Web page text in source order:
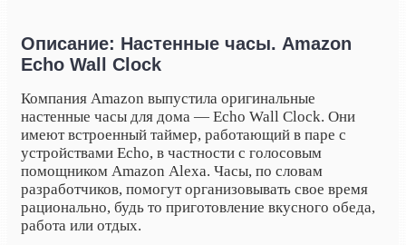
Описание: Настенные часы. Amazon
Echo Wall Clock
Компания Amazon выпустила оригинальные
настенные часы для дома — Echo Wall Clock. Они
имеют встроенный таймер, работающий в паре с
устройствами Echo, в частности с голосовым
помощником Amazon Alexa. Часы, по словам
разработчиков, помогут организовывать свое время
рационально, будь то приготовление вкусного обеда,
работа или отдых.